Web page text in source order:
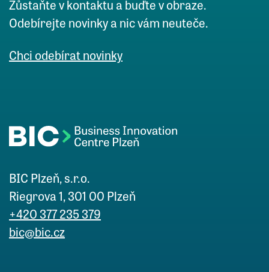
Zůstaňte v kontaktu a buďte v obraze.
Odebírejte novinky a nic vám neuteče.
Chci odebírat novinky
BIC Plzeň, s.r.o.
Riegrova 1, 301 00 Plzeň
+420 377 235 379
bic@bic.cz